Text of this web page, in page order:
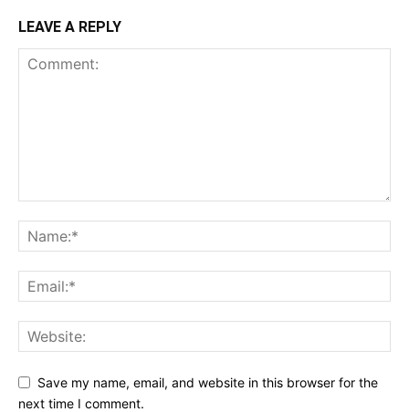
LEAVE A REPLY
Save my name, email, and website in this browser for the
next time I comment.